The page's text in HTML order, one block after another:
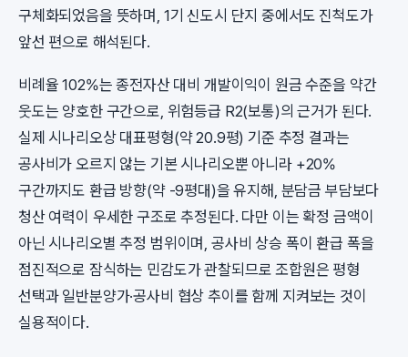
구체화되었음을 뜻하며, 1기 신도시 단지 중에서도 진척도가
앞선 편으로 해석된다.
비례율 102%는 종전자산 대비 개발이익이 원금 수준을 약간
웃도는 양호한 구간으로, 위험등급 R2(보통)의 근거가 된다.
실제 시나리오상 대표평형(약 20.9평) 기준 추정 결과는
공사비가 오르지 않는 기본 시나리오뿐 아니라 +20%
구간까지도 환급 방향(약 -9평대)을 유지해, 분담금 부담보다
청산 여력이 우세한 구조로 추정된다. 다만 이는 확정 금액이
아닌 시나리오별 추정 범위이며, 공사비 상승 폭이 환급 폭을
점진적으로 잠식하는 민감도가 관찰되므로 조합원은 평형
선택과 일반분양가·공사비 협상 추이를 함께 지켜보는 것이
실용적이다.